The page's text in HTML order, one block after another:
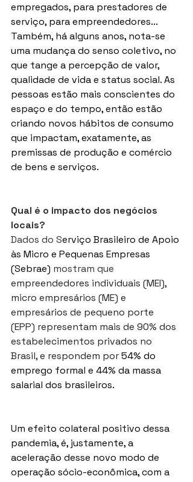
empregados, para prestadores de
serviço, para empreendedores...
Também, há alguns anos, nota-se
uma mudança do senso coletivo, no
que tange a percepção de valor,
qualidade de vida e status social. As
pessoas estão mais conscientes do
espaço e do tempo, então estão
criando novos hábitos de consumo
que impactam, exatamente, as
premissas de produção e comércio
de bens e serviços.
Qual é o impacto dos negócios
locais?
Dados do Serviço Brasileiro de Apoio
às Micro e Pequenas Empresas
(Sebrae) mostram que
empreendedores individuais (MEI),
micro empresários (ME) e
empresários de pequeno porte
(EPP) representam mais de 90% dos
estabelecimentos privados no
Brasil, e respondem por 54% do
emprego formal e 44% da massa
salarial dos brasileiros.
Um efeito colateral positivo dessa
pandemia, é, justamente, a
aceleração desse novo modo de
operação sócio-econômica, com a